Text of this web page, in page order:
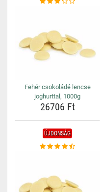
Fehér csokoládé lencse
joghurttal, 1000g
26706 Ft
ÚJDONSÁG